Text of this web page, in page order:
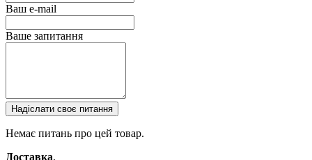
Ваш e-mail
Ваше запитання
Надіслати своє питання
Немає питань про цей товар.
Доставка.